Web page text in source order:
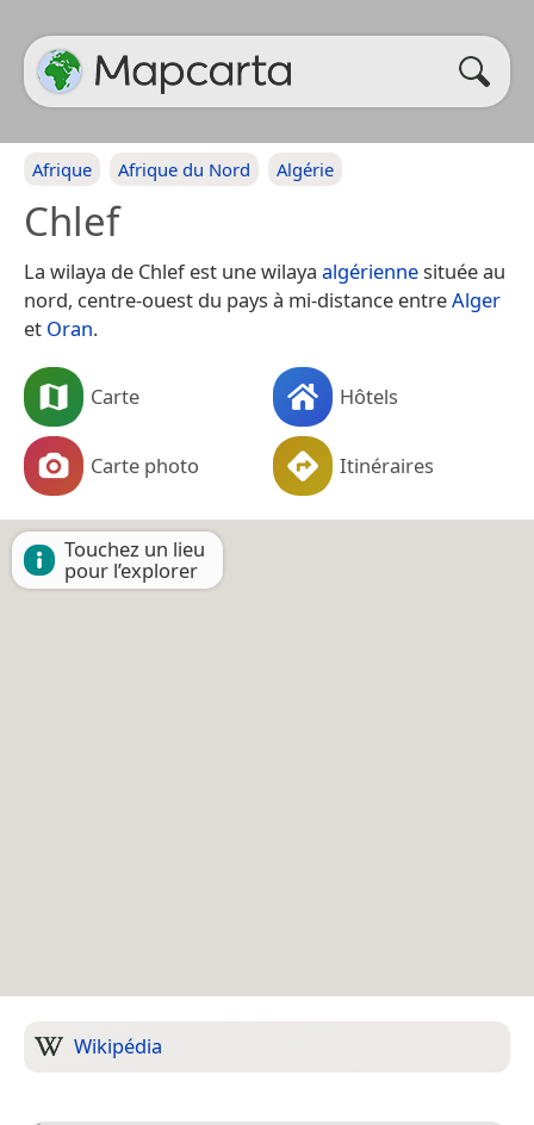
Afrique Afrique du Nord Algérie
Chlef
La wilaya de Chlef est une wilaya algériennesituée au
nord, centre-ouest du pays à mi-distance entreAlger
et Oran.
Carte Hôtels
Carte photo Itinéraires
Touchez un lieu
pour l’explorer
Wikipédia